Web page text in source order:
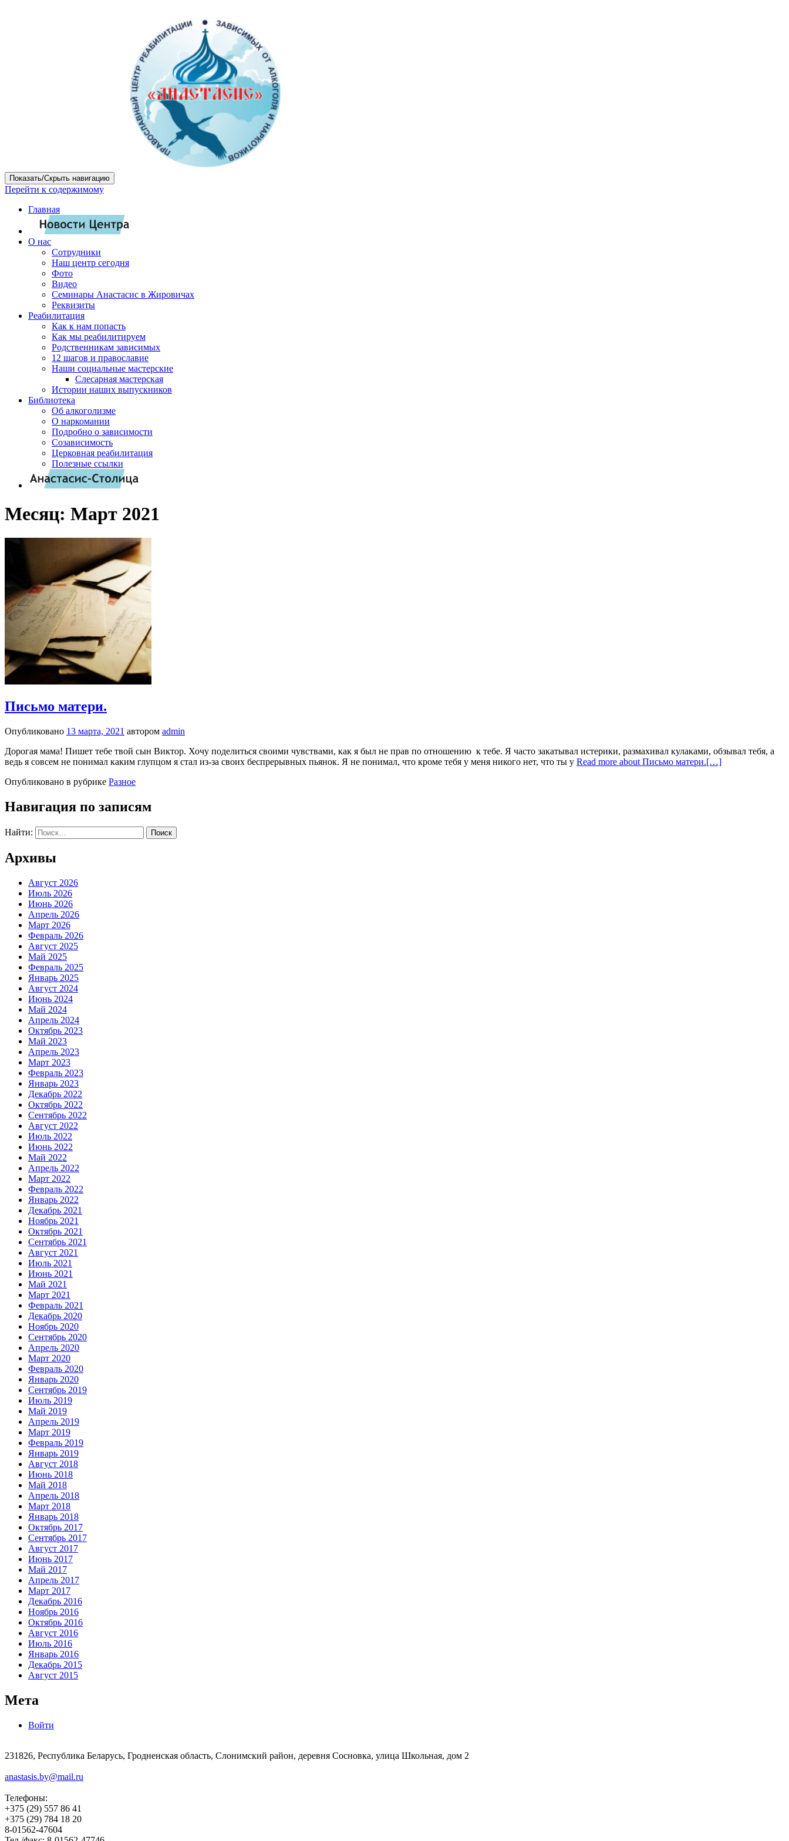
Показать/Скрыть навигацию
Перейти к содержимому
Главная
О нас
Сотрудники
Наш центр сегодня
Фото
Видео
Семинары Анастасис в Жировичах
Реквизиты
Реабилитация
Как к нам попасть
Как мы реабилитируем
Родственникам зависимых
12 шагов и православие
Наши социальные мастерские
Слесарная мастерская
Истории наших выпускников
Библиотека
Об алкоголизме
О наркомании
Подробно о зависимости
Созависимость
Церковная реабилитация
Полезные ссылки
Месяц: Март 2021
Письмо матери.
Опубликовано 13 марта, 2021 автором admin
Дорогая мама! Пишет тебе твой сын Виктор. Хочу поделиться своими чувствами, как я был не прав по отношению к тебе. Я часто закатывал истерики, размахивал кулаками, обзывал тебя, а
ведь я совсем не понимал каким глупцом я стал из-за своих беспрерывных пьянок. Я не понимал, что кроме тебя у меня никого нет, что ты у Read more about Письмо матери.[…]
Опубликовано в рубрике Разное
Навигация по записям
Найти:
Архивы
Август 2026
Июль 2026
Июнь 2026
Апрель 2026
Март 2026
Февраль 2026
Август 2025
Май 2025
Февраль 2025
Январь 2025
Август 2024
Июнь 2024
Май 2024
Апрель 2024
Октябрь 2023
Май 2023
Апрель 2023
Март 2023
Февраль 2023
Январь 2023
Декабрь 2022
Октябрь 2022
Сентябрь 2022
Август 2022
Июль 2022
Июнь 2022
Май 2022
Апрель 2022
Март 2022
Февраль 2022
Январь 2022
Декабрь 2021
Ноябрь 2021
Октябрь 2021
Сентябрь 2021
Август 2021
Июль 2021
Июнь 2021
Май 2021
Март 2021
Февраль 2021
Декабрь 2020
Ноябрь 2020
Сентябрь 2020
Апрель 2020
Март 2020
Февраль 2020
Январь 2020
Сентябрь 2019
Июль 2019
Май 2019
Апрель 2019
Март 2019
Февраль 2019
Январь 2019
Август 2018
Июнь 2018
Май 2018
Апрель 2018
Март 2018
Январь 2018
Октябрь 2017
Сентябрь 2017
Август 2017
Июнь 2017
Май 2017
Апрель 2017
Март 2017
Декабрь 2016
Ноябрь 2016
Октябрь 2016
Август 2016
Июль 2016
Январь 2016
Декабрь 2015
Август 2015
Мета
Войти
231826, Республика Беларусь, Гродненская область, Слонимский район, деревня Сосновка, улица Школьная, дом 2
anastasis.by@mail.ru
Телефоны:
+375 (29) 557 86 41
+375 (29) 784 18 20
8-01562-47604